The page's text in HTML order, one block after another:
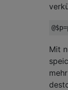
Mit